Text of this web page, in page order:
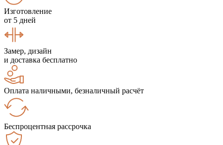
Изготовление
от 5 дней
Замер, дизайн
и доставка бесплатно
Оплата наличными, безналичный расчёт
Беспроцентная рассрочка